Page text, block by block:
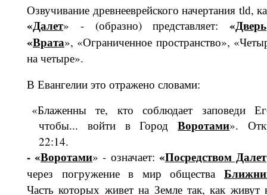
Озвучивание древнееврейского начер­тания tld,
«Далет» - (образно) представляет: «Дверь
«Врата», «Ог­раниченное пространство»,
на четыре».
В Евангелии это отражено словами:
«Блаженны те, кто соблюдает заповеди
чтобы... войти в ГородВорота­ми».
22:14.
- «Воротами» - означает: «Посредс­твом Далет
через погружение в мир общества
Часть которых жи­вет на Земле так, как живут